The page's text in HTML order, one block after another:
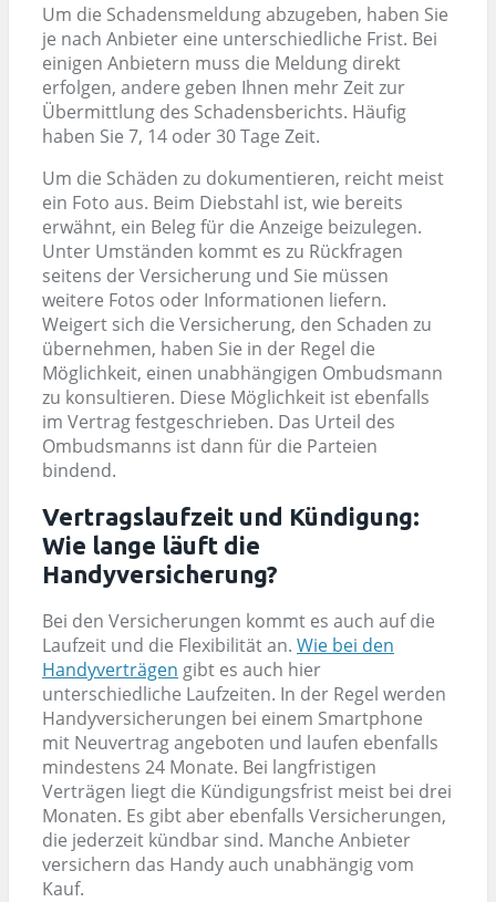
Um die Schadensmeldung abzugeben, haben Sie
je nach Anbieter eine unterschiedliche Frist. Bei
einigen Anbietern muss die Meldung direkt
erfolgen, andere geben Ihnen mehr Zeit zur
Übermittlung des Schadensberichts. Häufig
haben Sie 7, 14 oder 30 Tage Zeit.
Um die Schäden zu dokumentieren, reicht meist
ein Foto aus. Beim Diebstahl ist, wie bereits
erwähnt, ein Beleg für die Anzeige beizulegen.
Unter Umständen kommt es zu Rückfragen
seitens der Versicherung und Sie müssen
weitere Fotos oder Informationen liefern.
Weigert sich die Versicherung, den Schaden zu
übernehmen, haben Sie in der Regel die
Möglichkeit, einen unabhängigen Ombudsmann
zu konsultieren. Diese Möglichkeit ist ebenfalls
im Vertrag festgeschrieben. Das Urteil des
Ombudsmanns ist dann für die Parteien
bindend.
Vertragslaufzeit und Kündigung:
Wie lange läuft die
Handyversicherung?
Bei den Versicherungen kommt es auch auf die
Laufzeit und die Flexibilität an. Wie bei den
Handyverträgen gibt es auch hier
unterschiedliche Laufzeiten. In der Regel werden
Handyversicherungen bei einem Smartphone
mit Neuvertrag angeboten und laufen ebenfalls
mindestens 24 Monate. Bei langfristigen
Verträgen liegt die Kündigungsfrist meist bei drei
Monaten. Es gibt aber ebenfalls Versicherungen,
die jederzeit kündbar sind. Manche Anbieter
versichern das Handy auch unabhängig vom
Kauf.